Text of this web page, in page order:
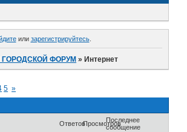
или зарегистрируйтесь.
ФОРУМ »Интернет
5 »
ОтветовПросмотровПоследнее
сообщение